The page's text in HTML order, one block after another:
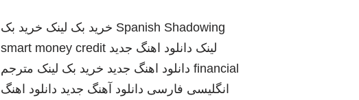
Spanish Shadowing خرید بک لینک خرید بک
لینک دانلود اهنگ جدید smart money credit
financial دانلود اهنگ جدید خرید بک لینک مترجم
انگلیسی فارسی دانلود آهنگ جدید دانلود اهنگ